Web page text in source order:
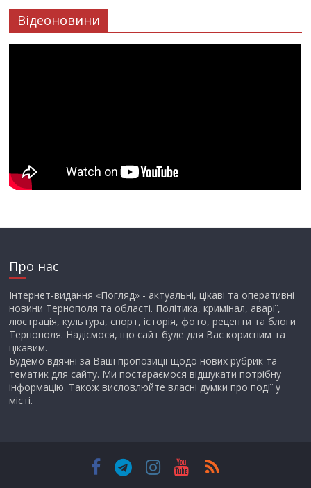
Відеоновини
Про нас
Інтернет-видання «Погляд» - актуальні, цікаві та оперативні
новини Тернополя та області. Політика, кримінал, аварії,
люстрація, культура, спорт, історія, фото, рецепти та блоги
Тернополя. Надіємося, що сайт буде для Вас корисним та
цікавим.
Будемо вдячні за Ваші пропозиції щодо нових рубрик та
тематик для сайту. Ми постараємося відшукати потрібну
інформацію. Також висловлюйте власні думки про події у
місті.